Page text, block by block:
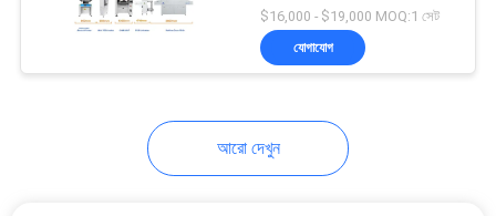
এসএমটি আনুষাঙ্গিক
উত্পাদন লাইন
$16,000 - $19,000 MOQ:1 সেট
যোগাযোগ
আরো দেখুন